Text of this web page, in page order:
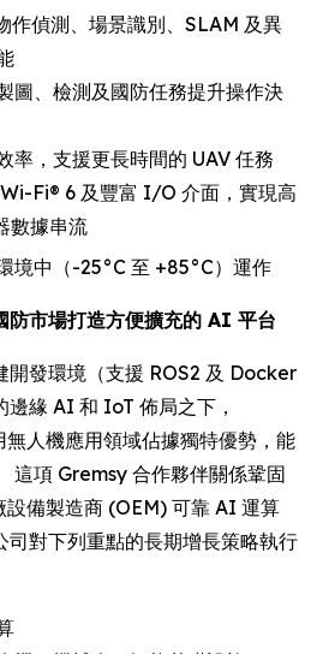
作偵測、場景識別、SLAM 及異
圖、檢測及國防任務提升操作決
率，支援更長時間的 UAV 任務
Fi® 6 及豐富 I/O 介面，實現高
數據串流
境中（-25°C 至 +85°C）運作
市場打造方便擴充的 AI 平台
開發環境（支援 ROS2 及 Docker
緣 AI 和 IoT 佈局之下，
人機應用領域佔據獨特優勢，能
這項 Gremsy 合作夥伴關係鞏固
備製造商 (OEM) 可靠 AI 運算
司對下列重點的長期增長策略執行